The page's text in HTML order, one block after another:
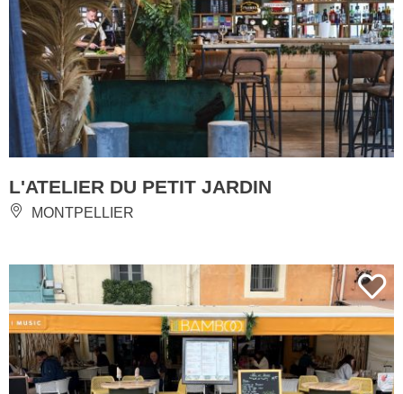
L'ATELIER DU PETIT JARDIN
MONTPELLIER